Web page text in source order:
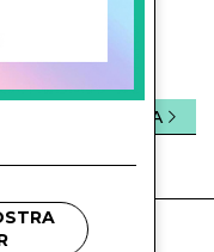
privacy.
INVIA
kids